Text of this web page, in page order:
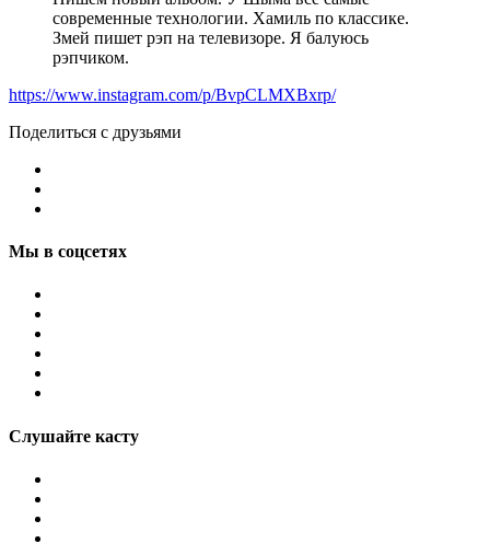
современные технологии. Хамиль по классике.
Змей пишет рэп на телевизоре. Я балуюсь
рэпчиком.
https://www.instagram.com/p/BvpCLMXBxrp/
Поделиться с друзьями
Мы в соцсетях
Слушайте касту